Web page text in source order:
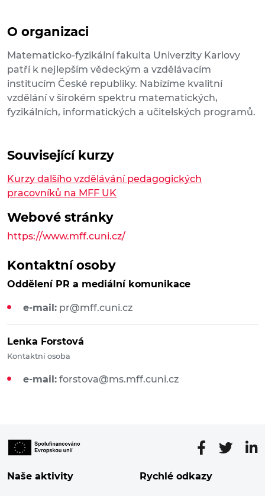
O organizaci
Matematicko-fyzikální fakulta Univerzity Karlovy
patří k nejlepším vědeckým a vzdělávacím
institucím České republiky. Nabízíme kvalitní
vzdělání v širokém spektru matematických,
fyzikálních, informatických a učitelských programů.
Související kurzy
Kurzy dalšího vzdělávání pedagogických
pracovníků na MFF UK
Webové stránky
https://www.mff.cuni.cz/
Kontaktní osoby
Oddělení PR a mediální komunikace
e-mail: pr@mff.cuni.cz
Lenka Forstová
Kontaktní osoba
e-mail: forstova@ms.mff.cuni.cz
Naše aktivity Rychlé odkazy